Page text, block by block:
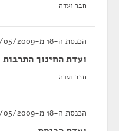
חבר ועדה
הכנסת ה-18 מ-05/05/2009 עד 05/02/2013
ועדת החינוך התרבות
חבר ועדה
הכנסת ה-18 מ-04/05/2009 עד 05/02/2013